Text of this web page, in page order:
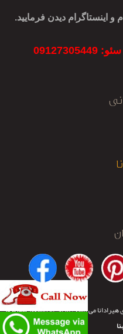
و اینستاگرام دیدن فرمایید.
می باشد.طراحی و توسعه:تیم نرم